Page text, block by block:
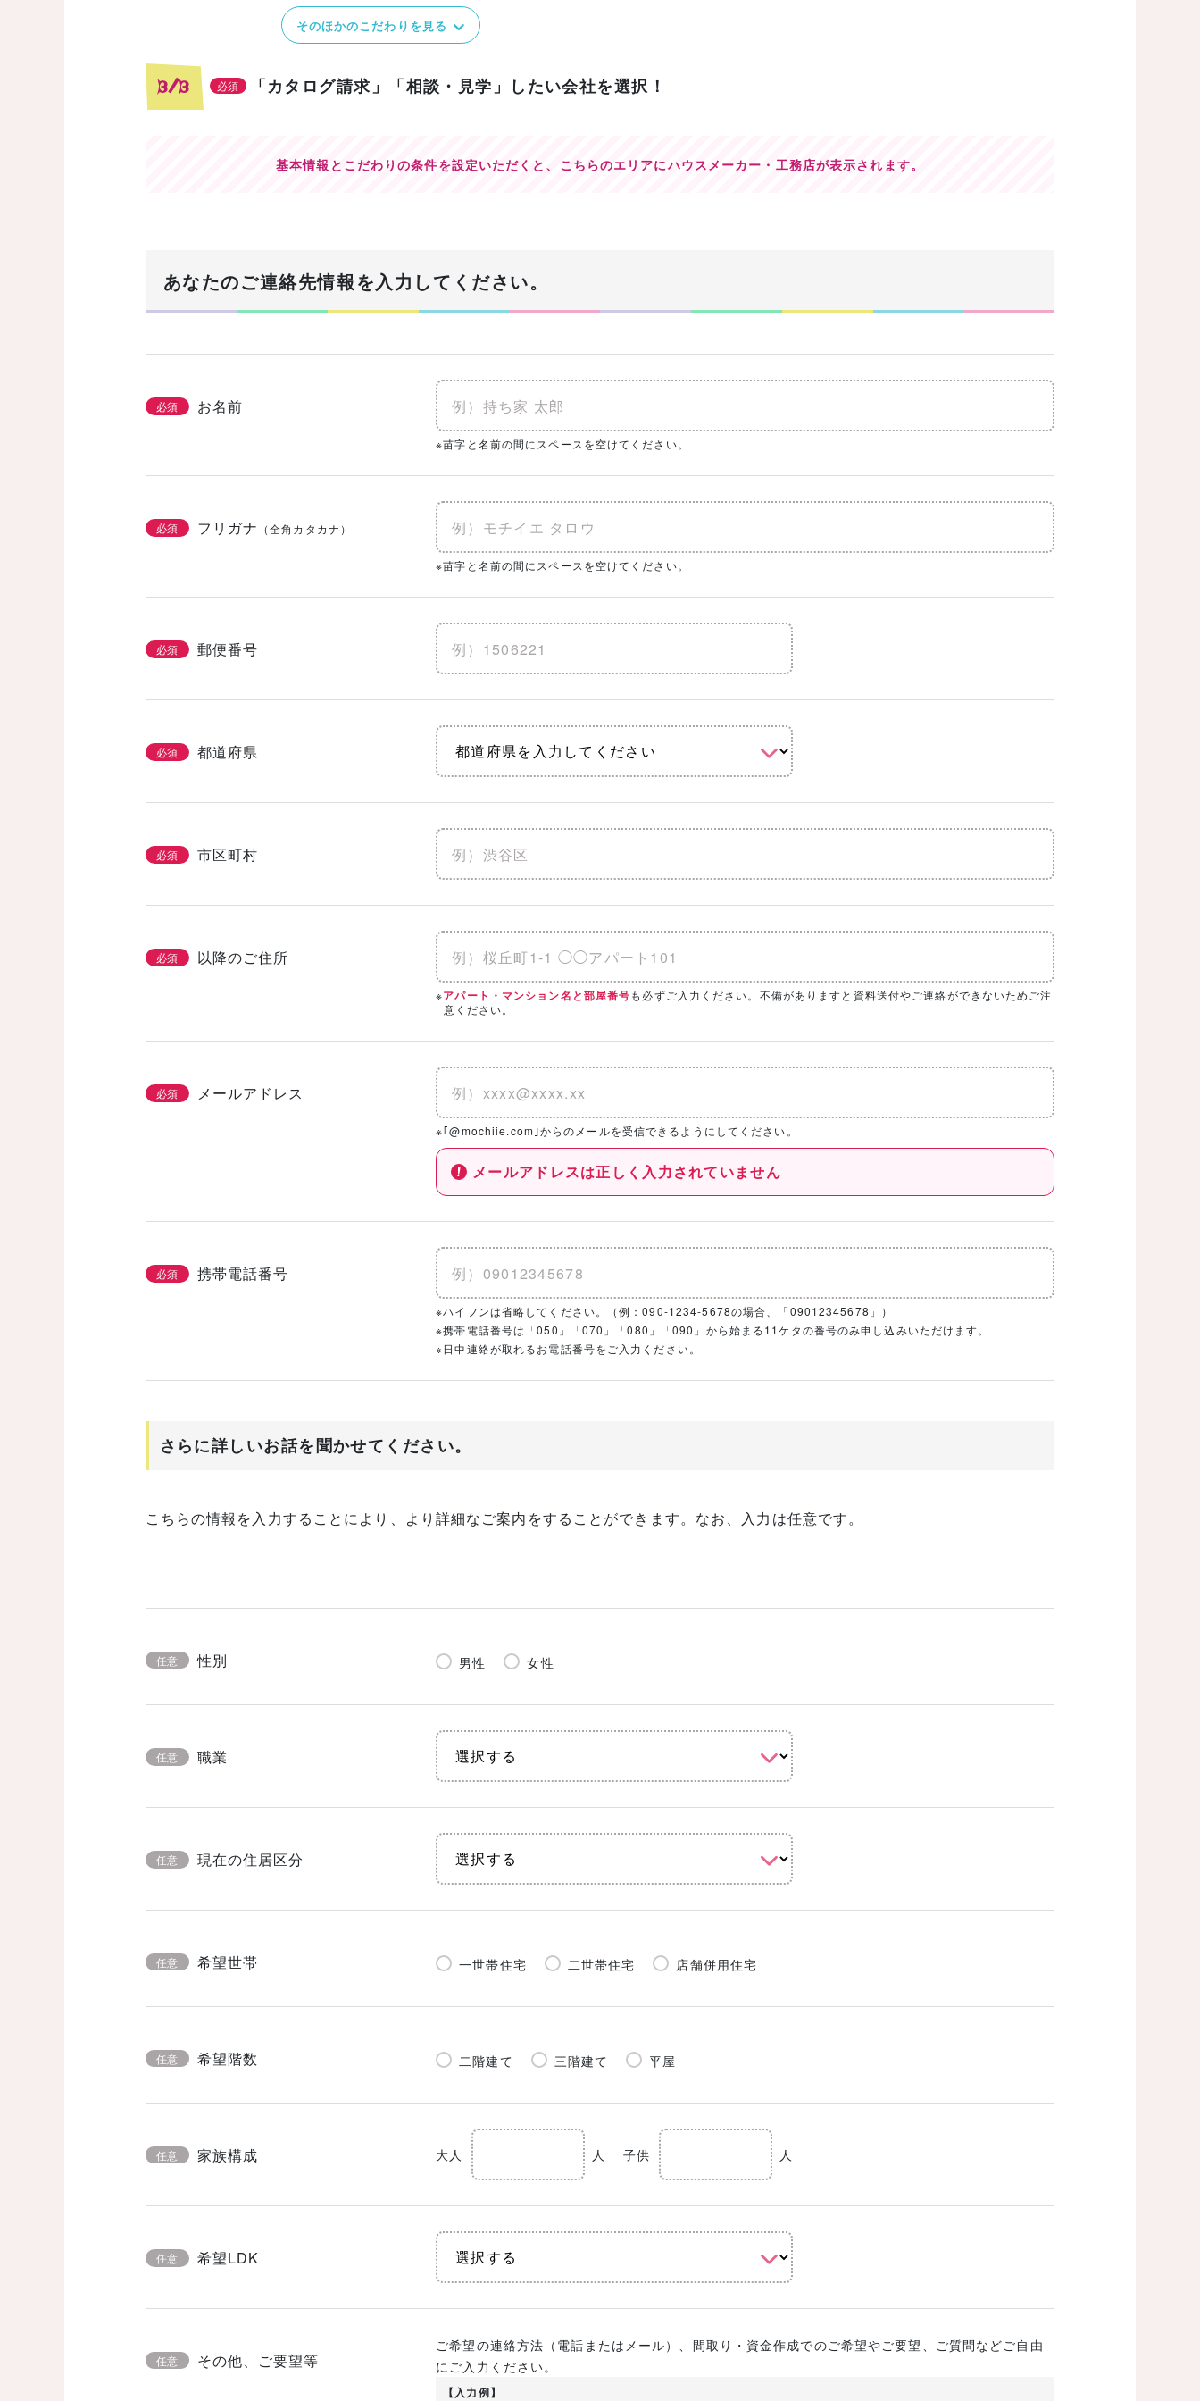
そのほかのこだわりを見る
3/3 必須 「カタログ請求」「相談・見学」したい会社を選択！
基本情報とこだわりの条件を設定いただくと、 こちらのエリアにハウスメーカー・工務店が表示されます。
あなたのご連絡先情報を入力してください。
必須 お名前
※苗字と名前の間にスペースを空けてください。
必須 フリガナ （全角カタカナ）
※苗字と名前の間にスペースを空けてください。
必須 郵便番号
必須 都道府県
必須 市区町村
必須 以降のご住所
※アパート・マンション名と部屋番号も必ずご入力ください。不備がありますと資料送付やご連絡ができないためご注
意ください。
必須 メールアドレス
※｢@mochiie.com｣からのメールを受信できるようにしてください。
メールアドレスは正しく入力されていません
必須 携帯電話番号
※ハイフンは省略してください。（例：090-1234-5678の場合、「09012345678」）
※携帯電話番号は「050」「070」「080」「090」から始まる11ケタの番号のみ申し込みいただけます。
※日中連絡が取れるお電話番号をご入力ください。
さらに詳しいお話を聞かせてください。
こちらの情報を入力することにより、より詳細なご案内をすることができます。なお、入力は任意です。
任意 性別 男性 女性
任意 職業
任意 現在の住居区分
任意 希望世帯 一世帯住宅 二世帯住宅 店舗併用住宅
任意 希望階数 二階建て 三階建て 平屋
任意 家族構成 大人 人 子供 人
任意 希望LDK
任意 その他、ご要望等
ご希望の連絡方法（電話またはメール）、間取り・資金作成でのご希望やご要望、ご質問などご自由
にご入力ください。
【入力例】